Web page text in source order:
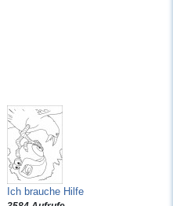
Ich brauche Hilfe